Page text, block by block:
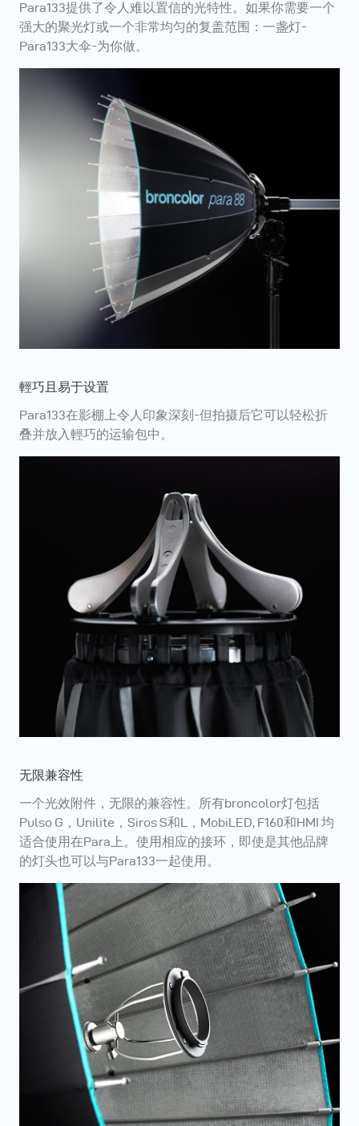
Para133提供了令人难以置信的光特性。如果你需要一个
强大的聚光灯或一个非常均匀的复盖范围：一盏灯-
Para133大伞-为你做。
輕巧且易于设置
Para133在影棚上令人印象深刻-但拍摄后它可以轻松折
叠并放入輕巧的运输包中。
无限兼容性
一个光效附件，无限的兼容性。所有broncolor灯包括
Pulso G，Unilite，Siros S和L，MobiLED, F160和HMI 均
适合使用在Para上。使用相应的接环，即使是其他品牌
的灯头也可以与Para133一起使用。